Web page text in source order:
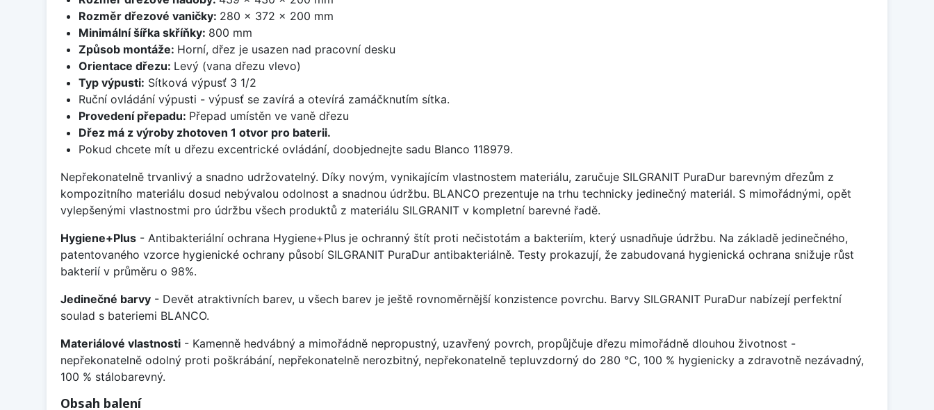
Rozměr dřezové vaničky: 280 x 372 x 200 mm
Minimální šířka skříňky: 800 mm
Způsob montáže: Horní, dřez je usazen nad pracovní desku
Orientace dřezu: Levý (vana dřezu vlevo)
Typ výpusti: Sítková výpusť 3 1/2
Ruční ovládání výpusti - výpusť se zavírá a otevírá zamáčknutím sítka.
Provedení přepadu: Přepad umístěn ve vaně dřezu
Dřez má z výroby zhotoven 1 otvor pro baterii.
Pokud chcete mít u dřezu excentrické ovládání, doobjednejte sadu Blanco 118979.
Nepřekonatelně trvanlivý a snadno udržovatelný. Díky novým, vynikajícím vlastnostem materiálu, zaručuje SILGRANIT PuraDur barevným dřezům z
kompozitního materiálu dosud nebývalou odolnost a snadnou údržbu. BLANCO prezentuje na trhu technicky jedinečný materiál. S mimořádnými, opět
vylepšenými vlastnostmi pro údržbu všech produktů z materiálu SILGRANIT v kompletní barevné řadě.
Hygiene+Plus - Antibakteriální ochrana Hygiene+Plus je ochranný štít proti nečistotám a bakteriím, který usnadňuje údržbu. Na základě jedinečného,
patentovaného vzorce hygienické ochrany působí SILGRANIT PuraDur antibakteriálně. Testy prokazují, že zabudovaná hygienická ochrana snižuje růst
bakterií v průměru o 98%.
Jedinečné barvy - Devět atraktivních barev, u všech barev je ještě rovnoměrnější konzistence povrchu. Barvy SILGRANIT PuraDur nabízejí perfektní
soulad s bateriemi BLANCO.
Materiálové vlastnosti - Kamenně hedvábný a mimořádně nepropustný, uzavřený povrch, propůjčuje dřezu mimořádně dlouhou životnost -
nepřekonatelně odolný proti poškrábání, nepřekonatelně nerozbitný, nepřekonatelně tepluvzdorný do 280 °C, 100 % hygienicky a zdravotně nezávadný,
100 % stálobarevný.
Obsah balení